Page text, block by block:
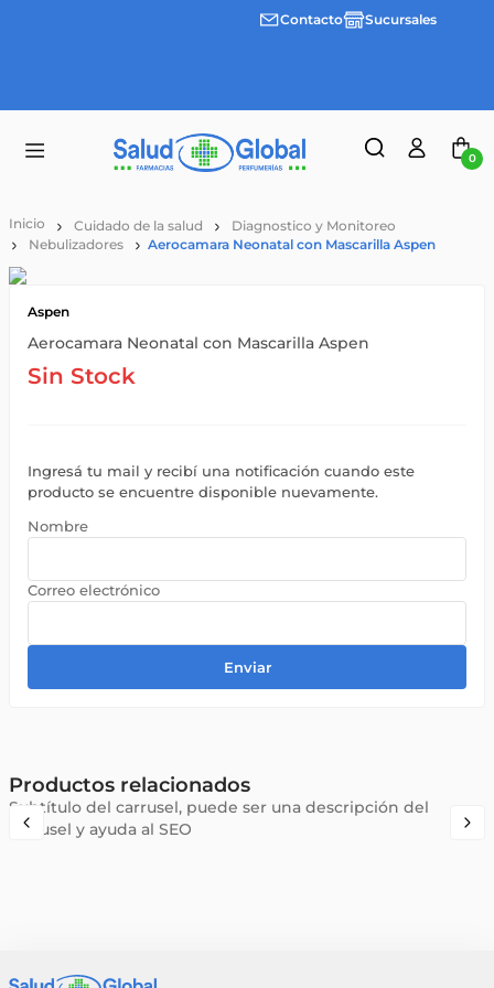
Envíos
Contacto Sucursales
0
Cuidado de la salud
Diagnostico y Monitoreo
Nebulizadores
Aerocamara Neonatal con Mascarilla Aspen
Aspen
Aerocamara Neonatal con Mascarilla Aspen
Sin Stock
Ingresá tu mail y recibí una notificación cuando este
producto se encuentre disponible nuevamente.
Enviar
Productos relacionados
Subtítulo del carrusel, puede ser una descripción del
carrusel y ayuda al SEO